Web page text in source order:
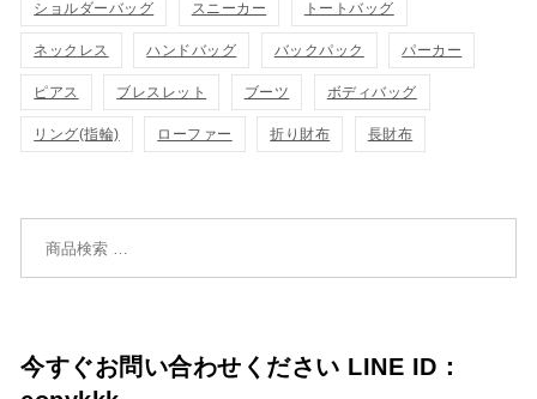
ショルダーバッグ スニーカー トートバッグ
ネックレス ハンドバッグ バックパック パーカー
ピアス ブレスレット ブーツ ボディバッグ
リング(指輪) ローファー 折り財布 長財布
今すぐお問い合わせください LINE ID：